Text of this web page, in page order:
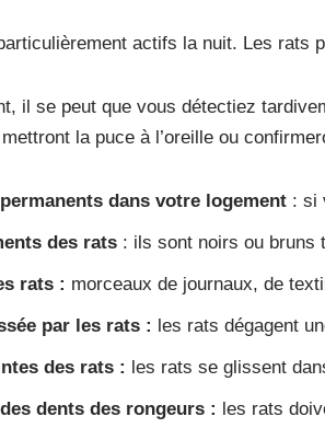
actifs la nuit. Les rats
il se peut que vous détectiez
la puce à l’oreille ou
dans votre logement : si
des rats : ils sont noirs ou bruns
rats : morceaux de journaux, de
par les rats : les rats dégagent
des rats : les rats se glissent
dents des rongeurs : les rats